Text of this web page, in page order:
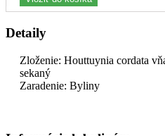
Detaily
Zloženie: Houttuynia cordata
sekaný
Zaradenie: Byliny